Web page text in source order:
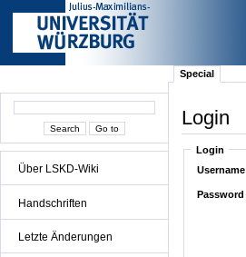
Über LSKD-Wiki
Handschriften
Letzte Änderungen
Special
Login
Login
Username
Password